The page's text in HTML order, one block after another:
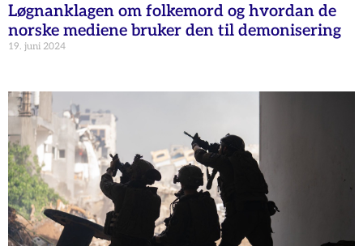
Løgnanklagen om folkemord og hvordan de
norske mediene bruker den til demonisering
19. juni 2024